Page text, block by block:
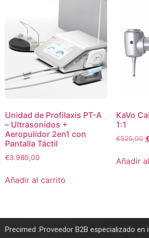
Unidad de Profilaxis PT-A
– Ultrasonidos +
Aeropulidor 2en1 con
Pantalla Táctil
€3.980,00
Añadir al carrito
KaVo
1:1
€525,00
Añadir
Precimed :Proveedor B2B especializado en